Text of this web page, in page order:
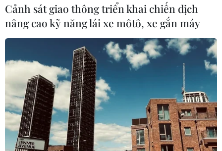
29/09/2021 14:09
Từ 16 giờ ngày 28/9 đến 16 giờ ngày 29/9, Đắk Lắk
xác nhận thêm 17 trường hợp mắc COVID-19 sau khi ghi
nhận 2 trường hợp dương tính với SARS-CoV-2 khi đi
khám bệnh tại Bệnh viện Đại học Tây Nguyên.
Cảnh sát giao thông triển khai chiến dịch
nâng cao kỹ năng lái xe môtô, xe gắn máy